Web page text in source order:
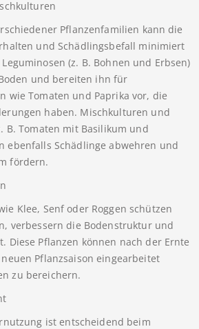
Pflanzenfamilien kann die
und Schädlingsbefall minimiert
(z. B. Bohnen und Erbsen)
und bereiten ihn für
wie Tomaten und Paprika vor, die
haben. Mischkulturen und
B. Tomaten mit Basilikum und
ebenfalls Schädlinge abwehren und
fördern.
Klee, Senf oder Roggen schützen
verbessern die Bodenstruktur und
Diese Pflanzen können nach der Ernte
Pflanzsaison eingearbeitet
zu bereichern.
ist entscheidend beim